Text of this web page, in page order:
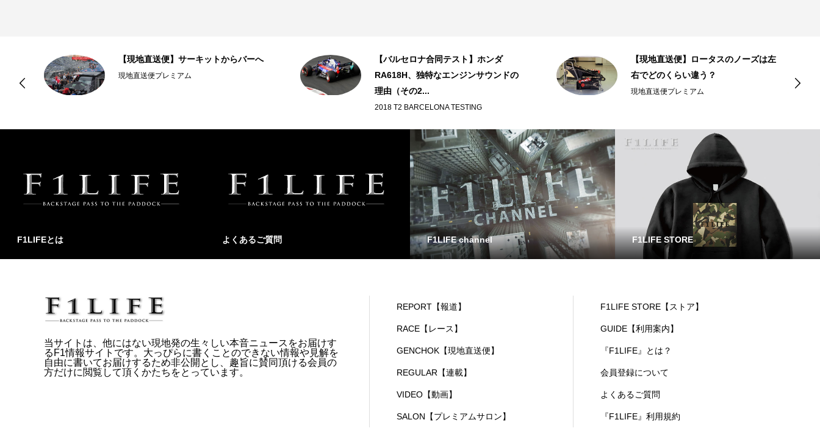
【現地直送便】サーキットからバーへ
現地直送便プレミアム
【バルセロナ合同テスト】ホンダ
RA618H、独特なエンジンサウンドの
理由（その2...
2018 T2 BARCELONA TESTING
【現地直送便】ロータスのノーズは左
右でどのくらい違う？
現地直送便プレミアム
F1LIFEとは よくあるご質問 F1LIFE channel F1LIFE STORE
当サイトは、他にはない現地発の生々しい本音ニュースをお届けす
るF1情報サイトです。大っぴらに書くことのできない情報や見解を
自由に書いてお届けするため非公開とし、趣旨に賛同頂ける会員の
方だけに閲覧して頂くかたちをとっています。
REPORT【報道】
RACE【レース】
GENCHOK【現地直送便】
REGULAR【連載】
VIDEO【動画】
SALON【プレミアムサロン】
F1LIFE STORE【ストア】
GUIDE【利用案内】
『F1LIFE』とは？
会員登録について
よくあるご質問
『F1LIFE』利用規約